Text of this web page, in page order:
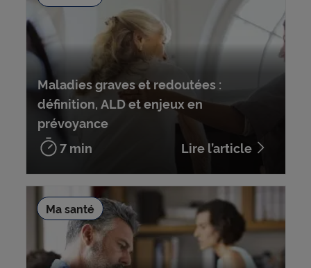
Maladies graves et redoutées :
définition, ALD et enjeux en
prévoyance
7 min
Lire l’article
Ma santé